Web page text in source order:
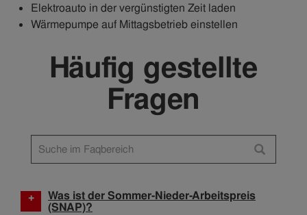
Elektroauto in der vergünstigten Zeit laden
Wärmepumpe auf Mittagsbetrieb einstellen
Häufig gestellte
Fragen
+
Was ist der Sommer-Nieder-Arbeitspreis
(SNAP)?